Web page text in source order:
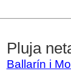
Pluja
Ballarín i